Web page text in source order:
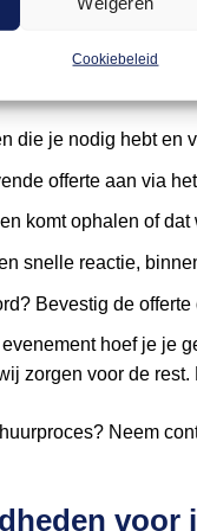
Cookiebeleid
bij
is eenvoudig.
die je nodig hebt en
offerte aan via
komt ophalen of dat
snelle reactie,
Bevestig de
hoef je je
zorgen voor de
Neem
voor